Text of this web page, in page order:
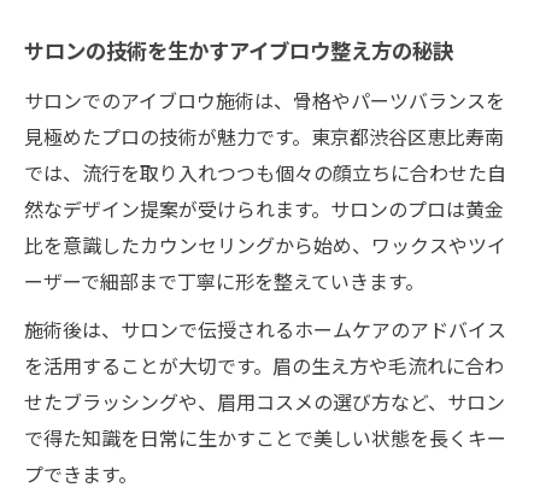
サロンの技術を生かすアイブロウ整え方の秘訣
サロンでのアイブロウ施術は、骨格やパーツバランスを
見極めたプロの技術が魅力です。東京都渋谷区恵比寿南
では、流行を取り入れつつも個々の顔立ちに合わせた自
然なデザイン提案が受けられます。サロンのプロは黄金
比を意識したカウンセリングから始め、ワックスやツイ
ーザーで細部まで丁寧に形を整えていきます。
施術後は、サロンで伝授されるホームケアのアドバイス
を活用することが大切です。眉の生え方や毛流れに合わ
せたブラッシングや、眉用コスメの選び方など、サロン
で得た知識を日常に生かすことで美しい状態を長くキー
プできます。